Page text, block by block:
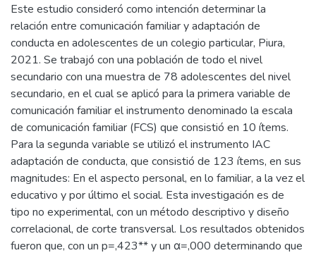
Este estudio consideró como intención determinar la
relación entre comunicación familiar y adaptación de
conducta en adolescentes de un colegio particular, Piura,
2021. Se trabajó con una población de todo el nivel
secundario con una muestra de 78 adolescentes del nivel
secundario, en el cual se aplicó para la primera variable de
comunicación familiar el instrumento denominado la escala
de comunicación familiar (FCS) que consistió en 10 ítems.
Para la segunda variable se utilizó el instrumento IAC
adaptación de conducta, que consistió de 123 ítems, en sus
magnitudes: En el aspecto personal, en lo familiar, a la vez el
educativo y por último el social. Esta investigación es de
tipo no experimental, con un método descriptivo y diseño
correlacional, de corte transversal. Los resultados obtenidos
fueron que, con un p=,423** y un α=,000 determinando que